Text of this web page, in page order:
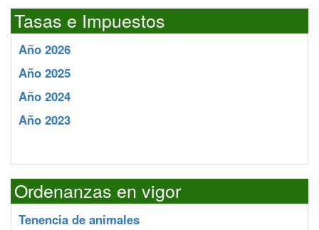
Tasas e Impuestos
Año 2026
Año 2025
Año 2024
Año 2023
Ordenanzas en vigor
Tenencia de animales